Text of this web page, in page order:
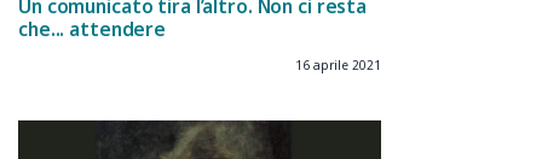
Un comunicato tira l’altro. Non ci resta
che... attendere
16 aprile 2021